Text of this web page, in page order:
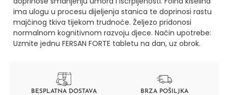
ima ulogu u procesu dijeljenja stanica te doprinosi rastu
majčinog tkiva tijekom trudnoće. Željezo pridonosi
normalnom kognitivnom razvoju djece. Način upotrebe:
Uzmite jednu FERSAN FORTE tabletu na dan, uz obrok.
BESPLATNA DOSTAVA BRZA POŠILJKA